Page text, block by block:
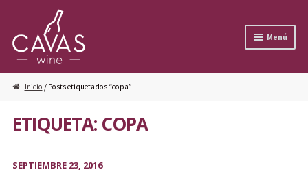
Ir a la navegación
Ir al contenido
Menú
Inicio / Posts etiquetados “copa”
ETIQUETA: COPA
SEPTIEMBRE 23, 2016